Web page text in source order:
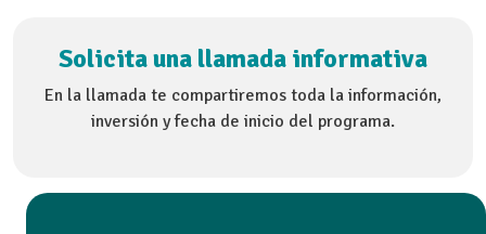
Solicita una llamada informativa
En la llamada te compartiremos toda la información,
inversión y fecha de inicio del programa.